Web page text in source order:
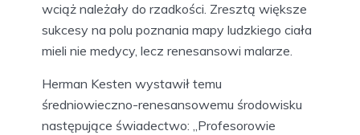
wciąż należały do rzadkości. Zresztą większe
sukcesy na polu poznania mapy ludzkiego ciała
mieli nie medycy, lecz renesansowi malarze.
Herman Kesten wystawił temu
średniowieczno-renesansowemu środowisku
następujące świadectwo: „Profesorowie